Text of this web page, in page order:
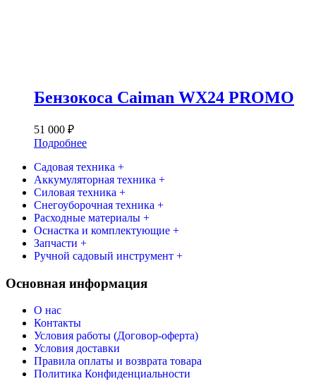
Бензокоса Caiman WX24 PROMO
51 000 ₽
Подробнее
Садовая техника +
Аккумуляторная техника +
Силовая техника +
Снегоуборочная техника +
Расходные материалы +
Оснастка и комплектующие +
Запчасти +
Ручной садовый инструмент +
Основная информация
О нас
Контакты
Условия работы (Договор-оферта)
Условия доставки
Правила оплаты и возврата товара
Политика Конфиденциальности